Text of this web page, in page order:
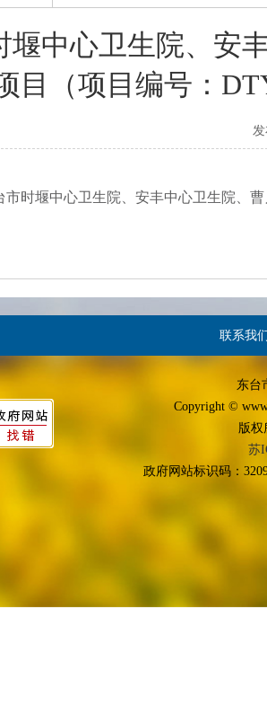
堰中心卫生院、安
目（项目编号：
发
市时堰中心卫生院、安丰中心卫生院、
联系我
东台
Copyright ©
版权
苏
政府网站标识码：